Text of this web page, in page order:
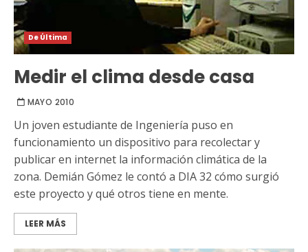
De Última
Medir el clima desde casa
MAYO 2010
Un joven estudiante de Ingeniería puso en
funcionamiento un dispositivo para recolectar y
publicar en internet la información climática de la
zona. Demián Gómez le contó a DIA 32 cómo surgió
este proyecto y qué otros tiene en mente.
LEER MÁS